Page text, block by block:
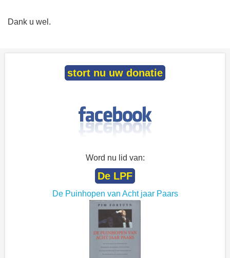
Dank u wel.
stort nu uw donatie
Word nu lid van:
De LPF
De Puinhopen van Acht jaar Paars